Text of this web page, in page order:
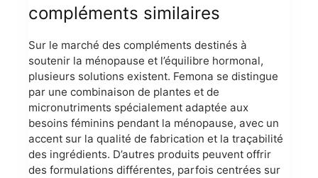
compléments similaires
Sur le marché des compléments destinés à
soutenir la ménopause et l’équilibre hormonal,
plusieurs solutions existent. Femona se distingue
par une combinaison de plantes et de
micronutriments spécialement adaptée aux
besoins féminins pendant la ménopause, avec un
accent sur la qualité de fabrication et la traçabilité
des ingrédients. D’autres produits peuvent offrir
des formulations différentes, parfois centrées sur